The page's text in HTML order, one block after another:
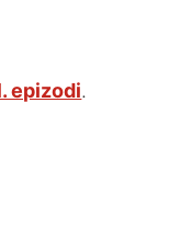
epizodi.